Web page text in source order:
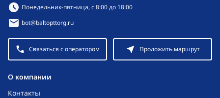
O компании
Контакты
Режим работы:
Понедельник-пятница, с 8:00 до 18:00
bot@baltopttorg.ru
Связаться с оператором Проложить маршрут